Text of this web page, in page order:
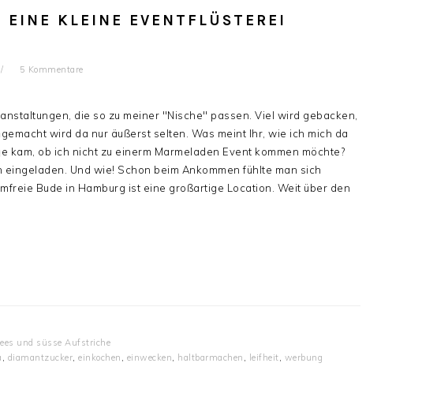
KLEINE EVENTFLÜSTEREI
5 Kommentare
die so zu meiner "Nische" passen. Viel wird gebacken,
wird da nur äußerst selten. Was meint Ihr, wie ich mich da
kam, ob ich nicht zu einerm Marmeladen Event kommen möchte?
Und wie! Schon beim Ankommen fühlte man sich
Bude in Hamburg ist eine großartige Location. Weit über den
und süsse Aufstriche
, diamantzucker, einkochen , einwecken, haltbarmachen , leifheit, werbung